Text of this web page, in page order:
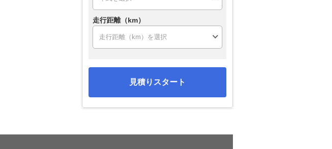
走行距離（km）
見積りスタート